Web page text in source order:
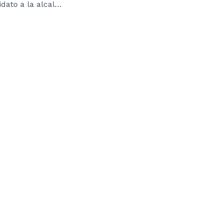
Paz no será candidato a la alcaldía de Quito